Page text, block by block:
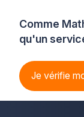
Comme
qu'un
Je vérifie